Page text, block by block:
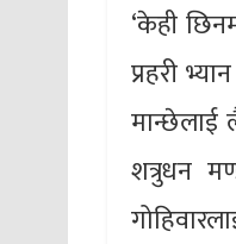
‘केही
प्रहरी
मान्छेलाई
शत्रुधन